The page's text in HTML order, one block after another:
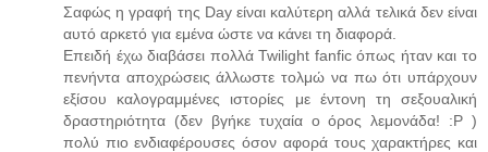
Σαφώς η γραφή της Day είναι καλύτερη αλλά τελικά δεν είναι
αυτό αρκετό για εμένα ώστε να κάνει τη διαφορά.
Επειδή έχω διαβάσει πολλά Twilight fanfic όπως ήταν και το
πενήντα αποχρώσεις άλλωστε τολμώ να πω ότι υπάρχουν
εξίσου καλογραμμένες ιστορίες με έντονη τη σεξουαλική
δραστηριότητα (δεν βγήκε τυχαία ο όρος λεμονάδα! :P )
πολύ πιο ενδιαφέρουσες όσον αφορά τους χαρακτήρες και